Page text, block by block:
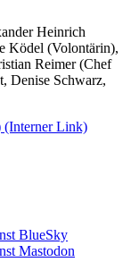
Heinrich
Ködel (Volontärin),
Reimer (Chef
Denise Schwarz,
(Interner Link)
BlueSky
Mastodon